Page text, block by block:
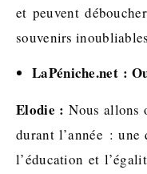
et peuvent
souvenirs
LaPéniche.net :
Elodie : Nous allons
durant l’année :
l’éducation et